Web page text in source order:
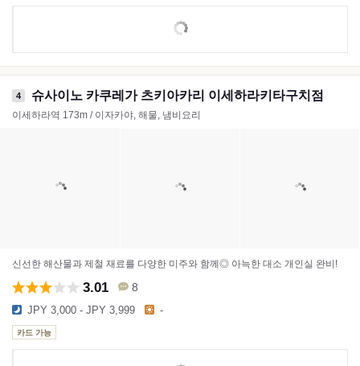
4 슈사이노 카쿠레가 츠키아카리 이세하라키타구치점
이세하라역 173m / 이자카야, 해물, 냄비요리
신선한 해산물과 제철 재료를 다양한 미주와 함께◎ 아늑한 대소 개인실 완비!
3.01 8
JPY 3,000 - JPY 3,999 -
카드 가능